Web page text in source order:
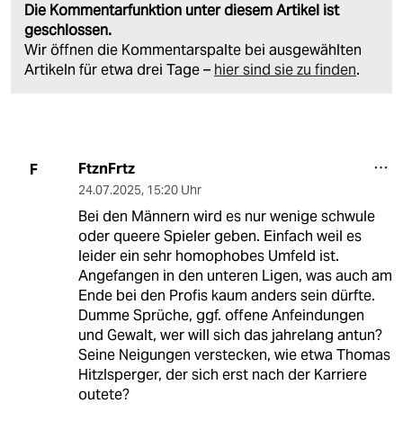
Die Kommentarfunktion unter diesem Artikel ist
geschlossen.
Wir öffnen die Kommentarspalte bei ausgewählten
Artikeln für etwa drei Tage – hier sind sie zu finden.
F FtznFrtz
24.07.2025, 15:20 Uhr
Bei den Männern wird es nur wenige schwule
oder queere Spieler geben. Einfach weil es
leider ein sehr homophobes Umfeld ist.
Angefangen in den unteren Ligen, was auch am
Ende bei den Profis kaum anders sein dürfte.
Dumme Sprüche, ggf. offene Anfeindungen
und Gewalt, wer will sich das jahrelang antun?
Seine Neigungen verstecken, wie etwa Thomas
Hitzlsperger, der sich erst nach der Karriere
outete?